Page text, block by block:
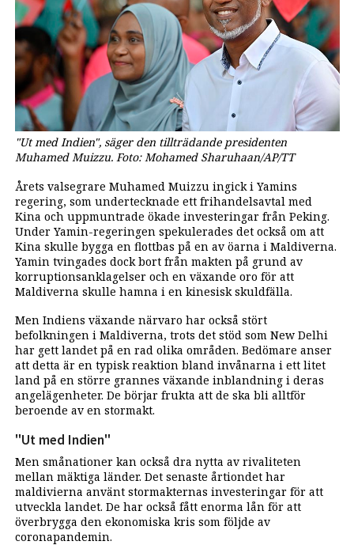
"Ut med Indien", säger den tillträdande presidenten
Muhamed Muizzu. Foto: Mohamed Sharuhaan/AP/TT
Årets valsegrare Muhamed Muizzu ingick i Yamins
regering, som undertecknade ett frihandelsavtal med
Kina och uppmuntrade ökade investeringar från Peking.
Under Yamin-regeringen spekulerades det också om att
Kina skulle bygga en flottbas på en av öarna i Maldiverna.
Yamin tvingades dock bort från makten på grund av
korruptionsanklagelser och en växande oro för att
Maldiverna skulle hamna i en kinesisk skuldfälla.
Men Indiens växande närvaro har också stört
befolkningen i Maldiverna, trots det stöd som New Delhi
har gett landet på en rad olika områden. Bedömare anser
att detta är en typisk reaktion bland invånarna i ett litet
land på en större grannes växande inblandning i deras
angelägenheter. De börjar frukta att de ska bli alltför
beroende av en stormakt.
"Ut med Indien"
Men smånationer kan också dra nytta av rivaliteten
mellan mäktiga länder. Det senaste årtiondet har
maldivierna använt stormakternas investeringar för att
utveckla landet. De har också fått enorma lån för att
överbrygga den ekonomiska kris som följde av
coronapandemin.